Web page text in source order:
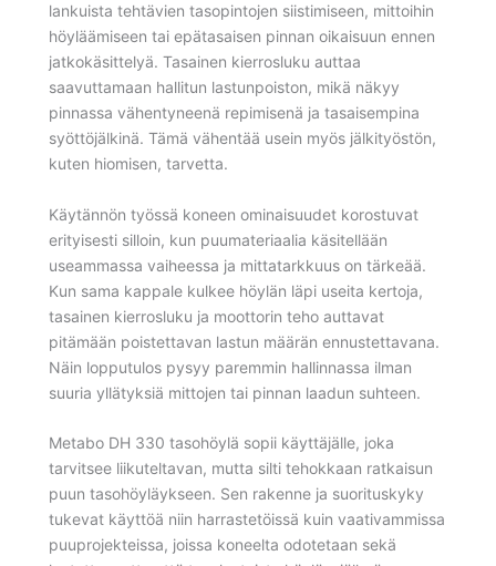
lankuista tehtävien tasopintojen siistimiseen, mittoihin
höyläämiseen tai epätasaisen pinnan oikaisuun ennen
jatkokäsittelyä. Tasainen kierrosluku auttaa
saavuttamaan hallitun lastunpoiston, mikä näkyy
pinnassa vähentyneenä repimisenä ja tasaisempina
syöttöjälkinä. Tämä vähentää usein myös jälkityöstön,
kuten hiomisen, tarvetta.
Käytännön työssä koneen ominaisuudet korostuvat
erityisesti silloin, kun puumateriaalia käsitellään
useammassa vaiheessa ja mittatarkkuus on tärkeää.
Kun sama kappale kulkee höylän läpi useita kertoja,
tasainen kierrosluku ja moottorin teho auttavat
pitämään poistettavan lastun määrän ennustettavana.
Näin lopputulos pysyy paremmin hallinnassa ilman
suuria yllätyksiä mittojen tai pinnan laadun suhteen.
Metabo DH 330 tasohöylä sopii käyttäjälle, joka
tarvitsee liikuteltavan, mutta silti tehokkaan ratkaisun
puun tasohöyläykseen. Sen rakenne ja suorituskyky
tukevat käyttöä niin harrastetöissä kuin vaativammissa
puuprojekteissa, joissa koneelta odotetaan sekä